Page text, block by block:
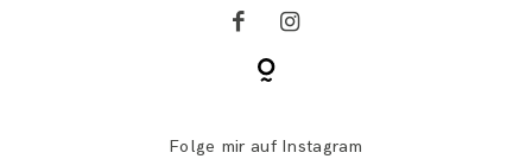
Folge mir auf Instagram